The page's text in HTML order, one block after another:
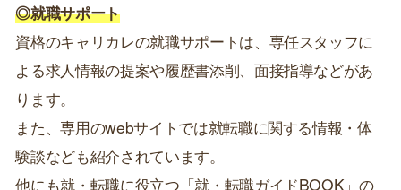
◎就職サポート
資格のキャリカレの就職サポートは、専任スタッフに
よる求人情報の提案や履歴書添削、面接指導などがあ
ります。
また、専用のwebサイトでは就転職に関する情報・体
験談なども紹介されています。
他にも就・転職に役立つ「就・転職ガイドBOOK」の